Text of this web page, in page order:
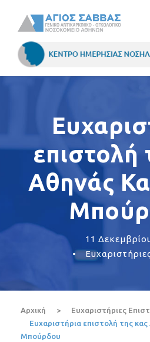
επιστολή
Αθηνάς
11
•
Αρχική > Ευχαριστήριες
Ευχαριστήρια επιστολή της
Μπούρδου